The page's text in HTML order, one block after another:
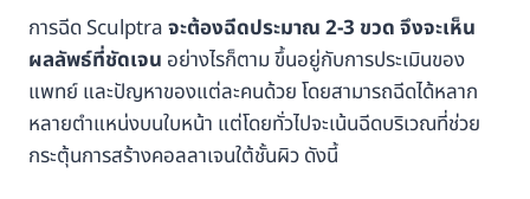
การฉีด Sculptraจะต้องฉีดประมาณ 2-3 ขวด จึงจะเห็น
ผลลัพธ์ที่ชัดเจน อย่างไรก็ตาม ขึ้นอยู่กับการประเมินของ
แพทย์ และปัญหาของแต่ละคนด้วย โดยสามารถฉีดได้หลาก
หลายตำแหน่งบนใบหน้า แต่โดยทั่วไปจะเน้นฉีดบริเวณที่ช่วย
กระตุ้นการสร้างคอลลาเจนใต้ชั้นผิว ดังนี้